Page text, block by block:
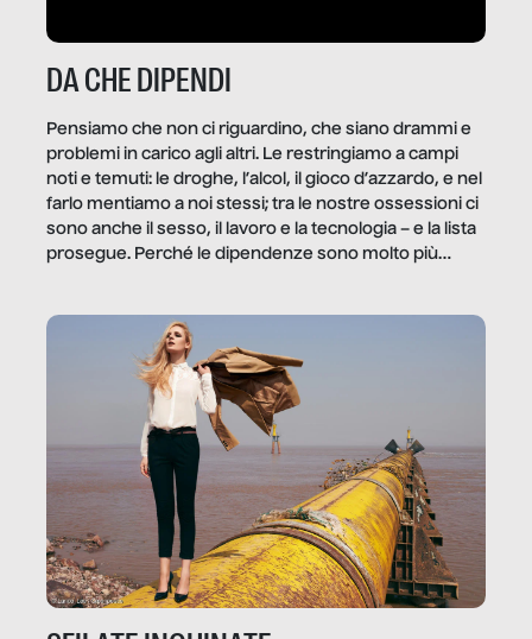
DA CHE DIPENDI
Pensiamo che non ci riguardino, che siano drammi e
problemi in carico agli altri. Le restringiamo a campi
noti e temuti: le droghe, l’alcol, il gioco d’azzardo, e nel
farlo mentiamo a noi stessi; tra le nostre ossessioni ci
sono anche il sesso, il lavoro e la tecnologia – e la lista
prosegue. Perché le dipendenze sono molto più
trae un guadagno. In questo reportage vediamo
quale e come.